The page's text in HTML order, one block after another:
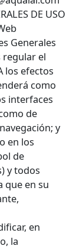
DE USO
Generales
regular el
los efectos
como
interfaces
de
y
en los
de
y todos
que en su
en
la